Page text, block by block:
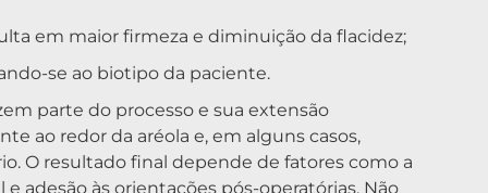
em maior firmeza e diminuição da flacidez;
se ao biotipo da paciente.
parte do processo e sua extensão
ao redor da aréola e, em alguns casos,
O resultado final depende de fatores como a
adesão às orientações pós-operatórias. Não